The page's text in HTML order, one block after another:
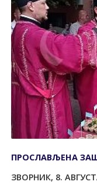
ПРОСЛАВЉЕНА
ЗВОРНИК, 8.